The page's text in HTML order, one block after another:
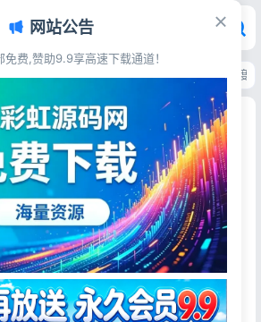
免费源码网站有哪些？主流源码平台优缺点深度
站有哪些？主流源码平台优缺
于2026-06-03 1.7K阅读
人副业、小程序开发、站长创业的朋
源码来降低开发成本、快速落地项
网站公告
免费,赞助9.9享高速下载通道！